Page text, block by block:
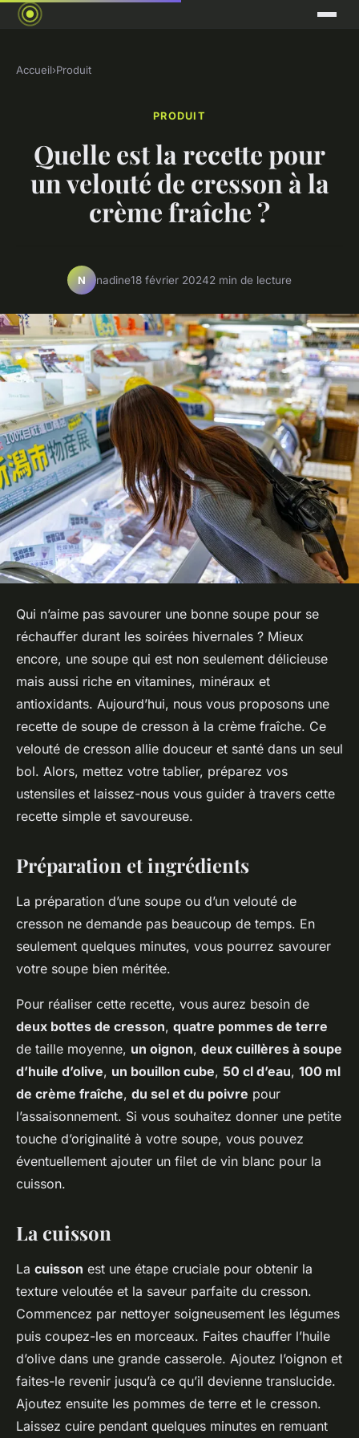
Accueil›Produit
PRODUIT
Quelle est la recette pour
un velouté de cresson à la
crème fraîche ?
N nadine18 février 20242 min de lecture
Qui n’aime pas savourer une bonne soupe pour se
réchauffer durant les soirées hivernales ? Mieux
encore, une soupe qui est non seulement délicieuse
mais aussi riche en vitamines, minéraux et
antioxidants. Aujourd’hui, nous vous proposons une
recette de soupe de cresson à la crème fraîche. Ce
velouté de cresson allie douceur et santé dans un seul
bol. Alors, mettez votre tablier, préparez vos
ustensiles et laissez-nous vous guider à travers cette
recette simple et savoureuse.
Préparation et ingrédients
La préparation d’une soupe ou d’un velouté de
cresson ne demande pas beaucoup de temps. En
seulement quelques minutes, vous pourrez savourer
votre soupe bien méritée.
Pour réaliser cette recette, vous aurez besoin de
deux bottes de cresson, quatre pommes de terre
de taille moyenne, un oignon, deux cuillères à soupe
d’huile d’olive, un bouillon cube, 50 cl d’eau, 100 ml
de crème fraîche, du sel et du poivre pour
l’assaisonnement. Si vous souhaitez donner une petite
touche d’originalité à votre soupe, vous pouvez
éventuellement ajouter un filet de vin blanc pour la
cuisson.
La cuisson
La cuisson est une étape cruciale pour obtenir la
texture veloutée et la saveur parfaite du cresson.
Commencez par nettoyer soigneusement les légumes
puis coupez-les en morceaux. Faites chauffer l’huile
d’olive dans une grande casserole. Ajoutez l’oignon et
faites-le revenir jusqu’à ce qu’il devienne translucide.
Ajoutez ensuite les pommes de terre et le cresson.
Laissez cuire pendant quelques minutes en remuant